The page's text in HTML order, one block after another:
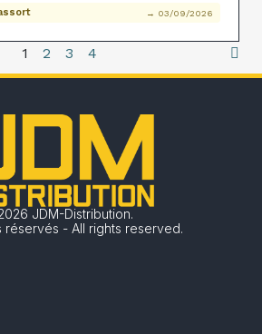
→ 03/09/2026
1 2 3 4
JDM-Distribution.
réservés - All rights reserved.